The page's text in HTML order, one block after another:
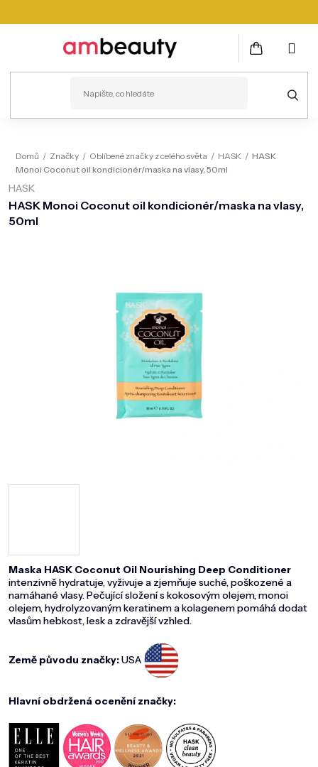
na
NÁKUPNÍ
KOŠÍK
VLASY
ZDRAVÍ
Domů / Značky / Oblíbené značky z celého světa / HASK / HASK
Monoi Coconut oil kondicionér/maska na vlasy, 50ml
Maska HASK Coconut Oil Nourishing Deep Conditioner
intenzivně hydratuje, vyživuje a zjemňuje suché, poškozené a
namáhané vlasy. Pečující složení s kokosovým olejem, monoi
olejem, hydrolyzovaným keratinem a kolagenem pomáhá dodat
vlasům hebkost, lesk a zdravější vzhled.
Země původu značky:USA
Hlavní obdržená ocenění značky:
HASK Monoi Coconut oil kondicionér/maska na vlasy,
50ml
HASK